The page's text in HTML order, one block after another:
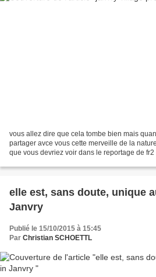
vous allez dire que cela tombe bien mais
partager avce vous cette merveille de la
que vous devriez voir dans le reportage de
elle est, sans doute, unique
Janvry
Publié le 15/10/2015 à 15:45
Par Christian SCHOETTL